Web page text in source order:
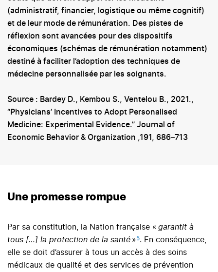
(administratif, financier, logistique ou même cognitif)
et de leur mode de rémunération. Des pistes de
réflexion sont avancées pour des dispositifs
économiques (schémas de rémunération notamment)
destiné à faciliter l’adoption des techniques de
médecine personnalisée par les soignants.
Source : Bardey D., Kembou S., Ventelou B., 2021.,
“Physicians’ Incentives to Adopt Personalised
Medicine: Experimental Evidence.” Journal of
Economic Behavior & Organization ,191, 686–713
Une promesse rompue
Par sa constitution, la Nation française « garantit à
tous […] la protection de la santé »5. En conséquence,
elle se doit d’assurer à tous un accès à des soins
médicaux de qualité et des services de prévention